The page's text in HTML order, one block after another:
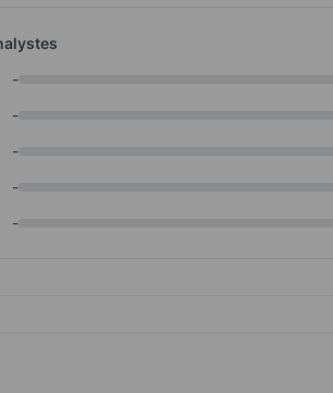
-
-
-
-
-